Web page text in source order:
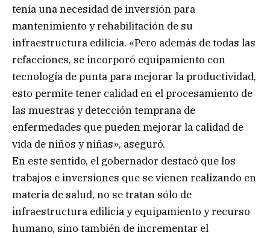
tenía una necesidad de inversión para
mantenimiento y rehabilitación de su
infraestructura edilicia. «Pero además de todas las
refacciones, se incorporó equipamiento con
tecnología de punta para mejorar la productividad,
esto permite tener calidad en el procesamiento de
las muestras y detección temprana de
enfermedades que pueden mejorar la calidad de
vida de niños y niñas», aseguró.
En este sentido, el gobernador destacó que los
trabajos e inversiones que se vienen realizando en
materia de salud, no se tratan sólo de
infraestructura edilicia y equipamiento y recurso
humano, sino también de incrementar el